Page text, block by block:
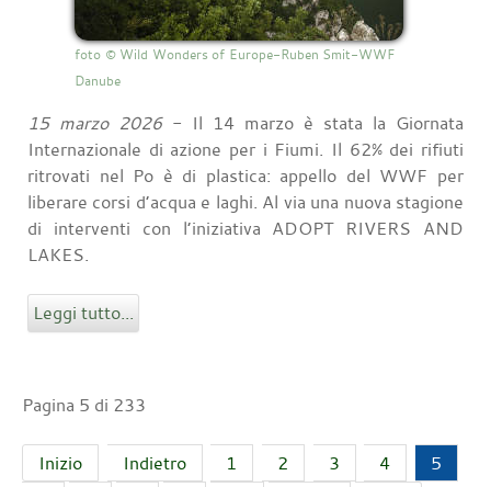
foto © Wild Wonders of Europe-Ruben Smit-WWF
Danube
15 marzo 2026- Il 14 marzo è stata la Giornata
Internazionale di azione per i Fiumi. Il 62% dei rifiuti
ritrovati nel Po è di plastica: appello del WWF per
liberare corsi d’acqua e laghi. Al via una nuova stagione
di interventi con l’iniziativa ADOPT RIVERS AND
LAKES.
Leggi tutto...
Pagina 5 di 233
Inizio Indietro 1 2 3 4
5